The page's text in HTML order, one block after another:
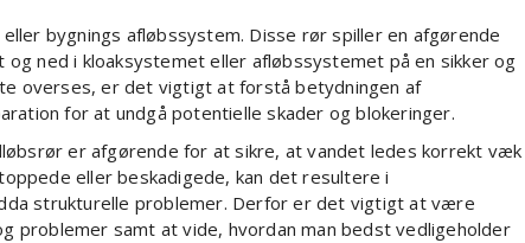
bygnings afløbssystem. Disse rør spiller en afgørende
ned i kloaksystemet eller afløbssystemet på en sikker og
overses, er det vigtigt at forstå betydningen af
for at undgå potentielle skader og blokeringer.
er afgørende for at sikre, at vandet ledes korrekt væk
eller beskadigede, kan det resultere i
strukturelle problemer. Derfor er det vigtigt at være
problemer samt at vide, hvordan man bedst vedligeholder